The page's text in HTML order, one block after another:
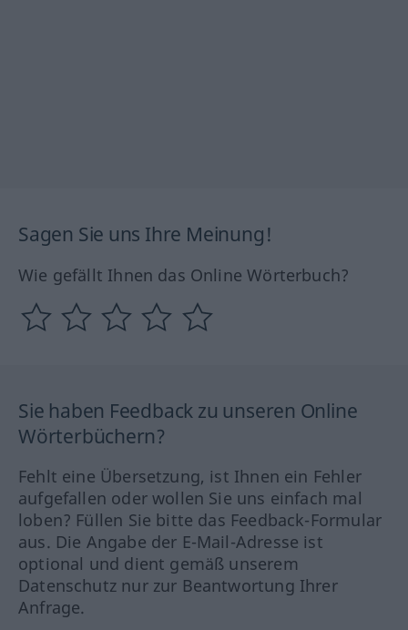
Sagen Sie uns Ihre Meinung!
Wie gefällt Ihnen das Online Wörterbuch?
Sie haben Feedback zu unseren Online
Wörterbüchern?
Fehlt eine Übersetzung, ist Ihnen ein Fehler
aufgefallen oder wollen Sie uns einfach mal
loben? Füllen Sie bitte das Feedback-Formular
aus. Die Angabe der E-Mail-Adresse ist
optional und dient gemäß unserem
Datenschutz nur zur Beantwortung Ihrer
Anfrage.